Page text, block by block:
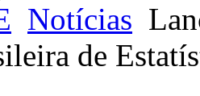
Notícias
de